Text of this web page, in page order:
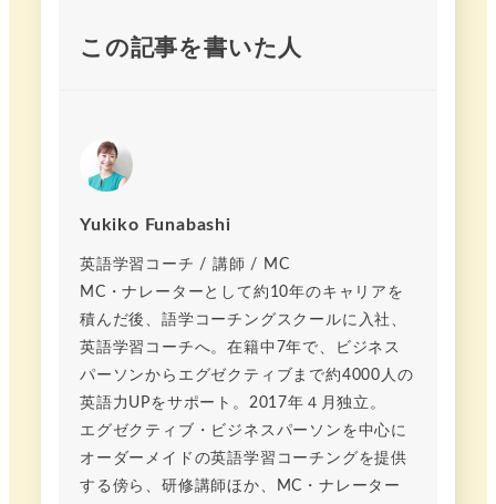
この記事を書いた人
Yukiko Funabashi
英語学習コーチ / 講師 / MC
MC・ナレーターとして約10年のキャリアを
積んだ後、語学コーチングスクールに入社、
英語学習コーチへ。在籍中7年で、ビジネス
パーソンからエグゼクティブまで約4000人の
英語力UPをサポート。2017年４月独立。
エグゼクティブ・ビジネスパーソンを中心に
オーダーメイドの英語学習コーチングを提供
する傍ら、研修講師ほか、MC・ナレーター